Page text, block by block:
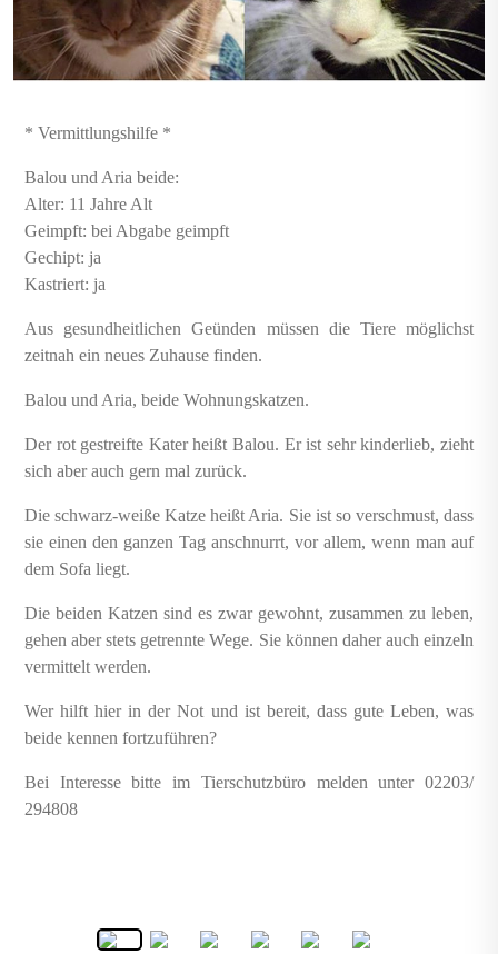
* Vermittlungshilfe *
Balou und Aria beide:
Alter: 11 Jahre Alt
Geimpft: bei Abgabe geimpft
Gechipt: ja
Kastriert: ja
Aus gesundheitlichen Geünden müssen die Tiere möglichst
zeitnah ein neues Zuhause finden.
Balou und Aria, beide Wohnungskatzen.
Der rot gestreifte Kater heißt Balou. Er ist sehr kinderlieb, zieht
sich aber auch gern mal zurück.
Die schwarz-weiße Katze heißt Aria. Sie ist so verschmust, dass
sie einen den ganzen Tag anschnurrt, vor allem, wenn man auf
dem Sofa liegt.
Die beiden Katzen sind es zwar gewohnt, zusammen zu leben,
gehen aber stets getrennte Wege. Sie können daher auch einzeln
vermittelt werden.
Wer hilft hier in der Not und ist bereit, dass gute Leben, was
beide kennen fortzuführen?
Bei Interesse bitte im Tierschutzbüro melden unter 02203/
294808